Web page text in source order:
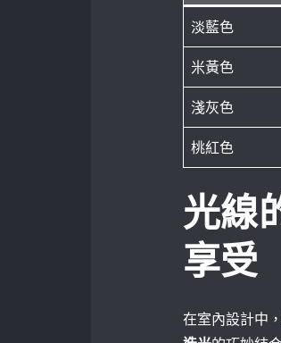
淡藍色
米黃色
淺灰色
桃紅色
光線
享受
在室內設計中